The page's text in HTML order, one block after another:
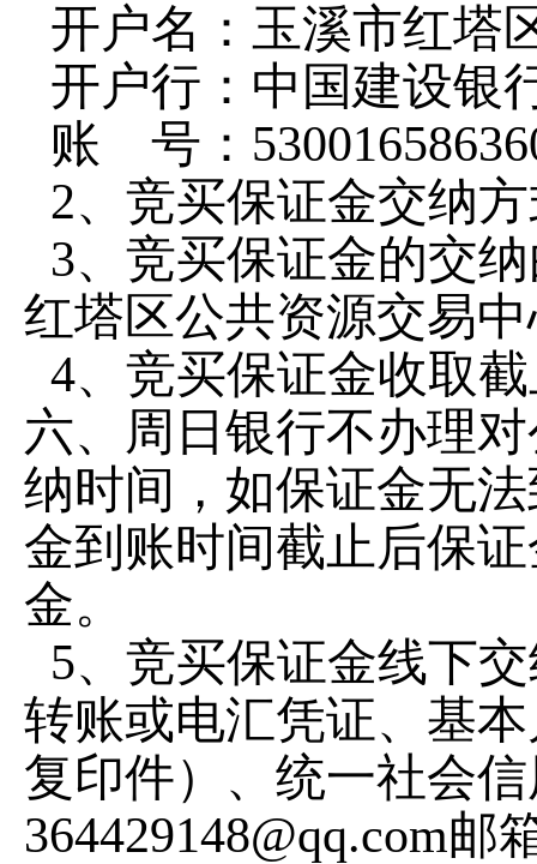
开户名：玉溪市红塔
开户行：中国建设银
账 号：
2、竞买保证金交纳
3、竞买保证金的交
红塔区公共资源交易
4、竞买保证金收取
六、周日银行不办理
纳时间，如保证金无
金到账时间截止后保
金。
5、竞买保证金线下
转账或电汇凭证、基
复印件）、统一社会
364429148@qq.com邮